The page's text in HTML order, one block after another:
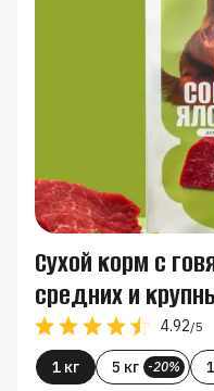
Сухой корм с
средних и
4.92/5
1 кг 5 кг -20%